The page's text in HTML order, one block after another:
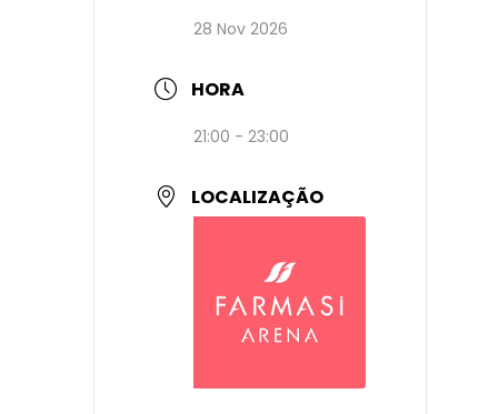
28 Nov 2026
HORA
21:00 - 23:00
LOCALIZAÇÃO